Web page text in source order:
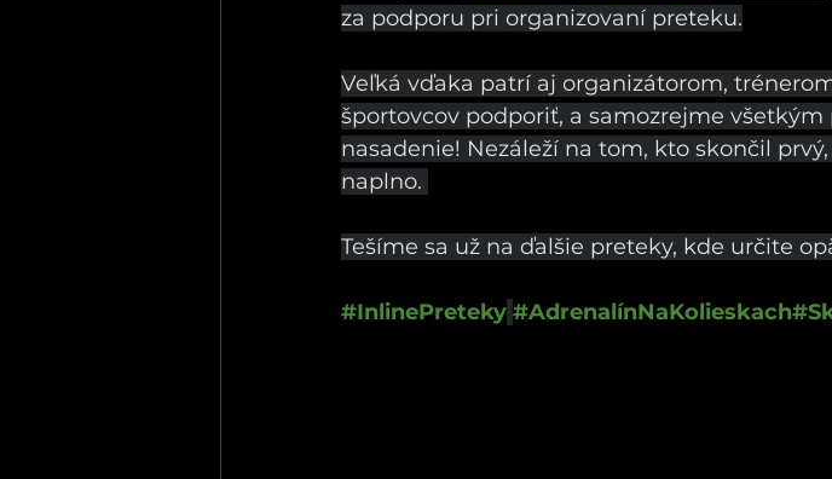
za podporu pri organizovaní preteku.
Veľká vďaka patrí aj organizátorom,
športovcov podporiť, a samozrejme
nasadenie! Nezáleží na tom, kto skončil
naplno.
Tešíme sa už na ďalšie preteky, kde určite
#InlinePreteky #AdrenalínNaKolieskach